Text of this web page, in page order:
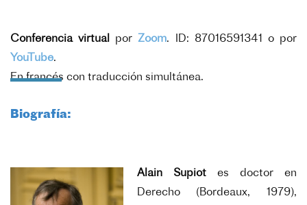
Conferencia virtual porZoom. ID: 87016591341 o por
YouTube.
En francés con traducción simultánea.
Biografía:
Alain Supiot es doctor en
Derecho (Bordeaux, 1979),